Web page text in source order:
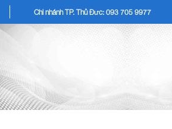
Chi nhánh TP. Thủ Đức: 093 705 9977